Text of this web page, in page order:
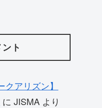
ト
クアリズン】
に JISMA より